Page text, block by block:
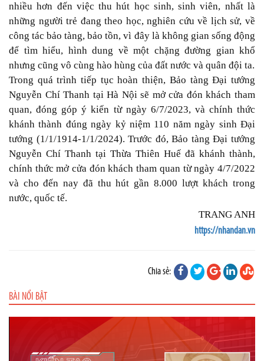
nhiều hơn đến việc thu hút học sinh, sinh viên, nhất là
những người trẻ đang theo học, nghiên cứu về lịch sử, về
công tác bảo tàng, bảo tồn, vì đây là không gian sống động
để tìm hiểu, hình dung về một chặng đường gian khổ
nhưng cũng vô cùng hào hùng của đất nước và quân đội ta.
Trong quá trình tiếp tục hoàn thiện, Bảo tàng Đại tướng
Nguyễn Chí Thanh tại Hà Nội sẽ mở cửa đón khách tham
quan, đóng góp ý kiến từ ngày 6/7/2023, và chính thức
khánh thành đúng ngày kỷ niệm 110 năm ngày sinh Đại
tướng (1/1/1914-1/1/2024). Trước đó, Bảo tàng Đại tướng
Nguyễn Chí Thanh tại Thừa Thiên Huế đã khánh thành,
chính thức mở cửa đón khách tham quan từ ngày 4/7/2022
và cho đến nay đã thu hút gần 8.000 lượt khách trong
nước, quốc tế.
TRANG ANH
https://nhandan.vn
Chia sẻ:
BÀI NỔI BẬT